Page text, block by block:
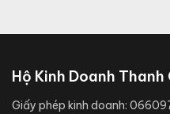
Hộ Kinh Doanh Thanh
Giấy phép kinh doanh: